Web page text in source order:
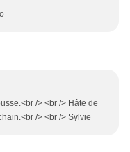
/> <br /> Hâte de
/> <br /> Sylvie